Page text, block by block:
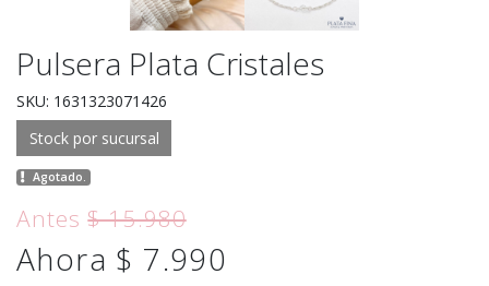
Pulsera Plata Cristales
SKU: 1631323071426
Stock por sucursal
Agotado.
Antes$ 15.980
Ahora $ 7.990